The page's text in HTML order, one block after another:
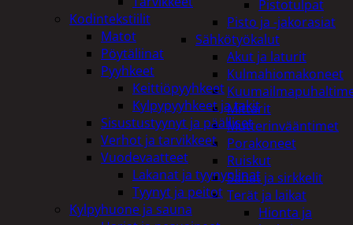
Pistotulpat
Pisto ja -jakorasiat
Sähkötyökalut
Akut ja laturit
Kulmahiomakoneet
Mittarit
Mutterinvääntimet
Porakoneet
Ruiskut
Sahat ja sirkkelit
Terät ja laikat
Hionta ja
Kodintekstiilit
Matot
Pöytäliinat
Pyyhkeet
Keittiöpyyhkeet
Kylpypyyhkeet ja takit
Sisustustyynyt ja päälliset
Verhot ja tarvikkeet
Vuodevaatteet
Lakanat ja tyynynlinat
Tyynyt ja peitot
Kylpyhuone ja sauna